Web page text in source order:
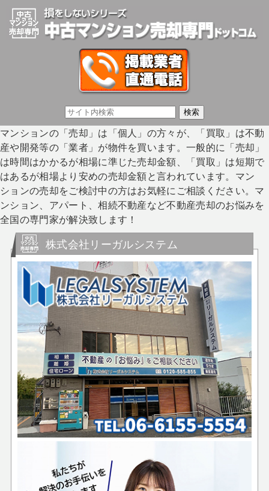
マンションの「売却」は「個人」の方々が、「買取」は不動
産や開発等の「業者」が物件を買います。一般的に「売却」
は時間はかかるが相場に準じた売却金額、「買取」は短期で
はあるが相場より安めの売却金額と言われています。マン
ションの売却をご検討中の方はお気軽にご相談ください。マ
ンション、アパート、相続不動産など不動産売却のお悩みを
全国の専門家が解決致します！
株式会社リーガルシステム